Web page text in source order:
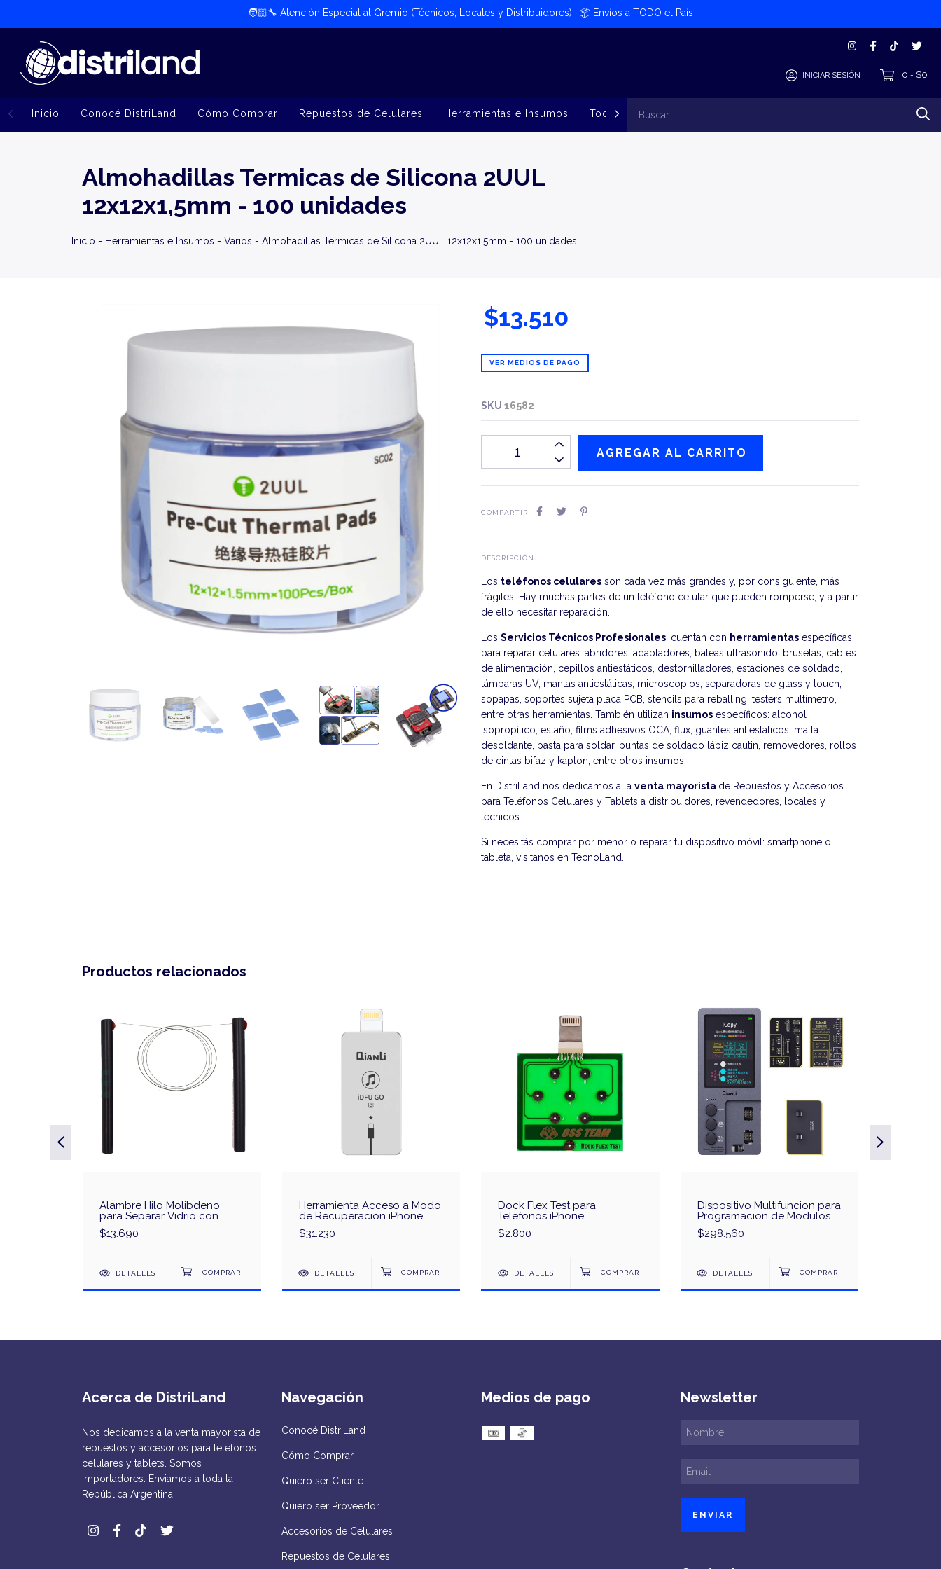
🧑🏻‍🔧​ Atención Especial al Gremio (Técnicos, Locales y Distribuidores) | 📦​ Envíos a TODO el País
INICIAR SESIÓN 0 - $0
Inicio Conocé DistriLand Cómo Comprar Repuestos de Celulares Herramientas e Insumos Todos los Productos
Almohadillas Termicas de Silicona 2UUL
12x12x1,5mm - 100 unidades
Inicio - Herramientas e Insumos - Varios - Almohadillas Termicas de Silicona 2UUL 12x12x1,5mm - 100 unidades
$13.510
VER MEDIOS DE PAGO
SKU16582
COMPARTIR
DESCRIPCIÓN
Los teléfonos celulares son cada vez más grandes y, por consiguiente, más
frágiles. Hay muchas partes de un teléfono celular que pueden romperse, y a partir
de ello necesitar reparación.
Los Servicios Técnicos Profesionales , cuentan con herramientas específicas
para reparar celulares: abridores, adaptadores, bateas ultrasonido, bruselas, cables
de alimentación, cepillos antiestáticos, destornilladores, estaciones de soldado,
lámparas UV, mantas antiestáticas, microscopios, separadoras de glass y touch,
sopapas, soportes sujeta placa PCB, stencils para reballing, testers multímetro,
entre otras herramientas. También utilizan insumos específicos: alcohol
isopropílico, estaño, films adhesivos OCA, flux, guantes antiestáticos, malla
desoldante, pasta para soldar, puntas de soldado lápiz cautin, removedores, rollos
de cintas bifaz y kapton, entre otros insumos.
En DistriLand nos dedicamos a la venta mayorista de Repuestos y Accesorios
para Teléfonos Celulares y Tablets a distribuidores, revendedores, locales y
técnicos.
Si necesitás comprar por menor o reparar tu dispositivo móvil: smartphone o
tableta, visitanos en TecnoLand
Productos relacionados
Alambre Hilo Molibdeno
para Separar Vidrio con
Mango
$13.690
DETALLES
Herramienta Acceso a Modo
de Recuperacion iPhone
QianLi iDFU GO2
$31.230
DETALLES
Dock Flex Test para
Telefonos iPhone
$2.800
DETALLES
Dispositivo Multifuncion para
Programacion de Modulos
iPhone QianLi iCopy Plus
$298.560
DETALLES
Acerca de DistriLand
Nos dedicamos a la venta mayorista de
repuestos y accesorios para teléfonos
celulares y tablets. Somos
Importadores. Enviamos a toda la
República Argentina.
Navegación
Conocé DistriLand
Cómo Comprar
Quiero ser Cliente
Quiero ser Proveedor
Accesorios de Celulares
Repuestos de Celulares
Medios de pago Newsletter